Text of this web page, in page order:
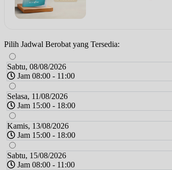
Pilih Jadwal Berobat yang Tersedia:
Sabtu, 08/08/2026
Jam 08:00 - 11:00
Selasa, 11/08/2026
Jam 15:00 - 18:00
Kamis, 13/08/2026
Jam 15:00 - 18:00
Sabtu, 15/08/2026
Jam 08:00 - 11:00